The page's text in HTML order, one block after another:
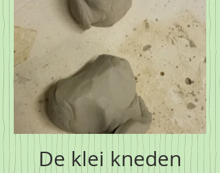
De klei kneden